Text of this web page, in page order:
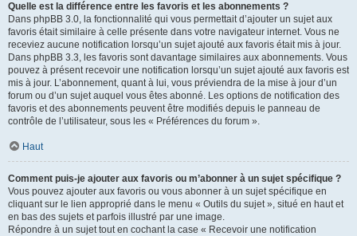
Quelle est la différence entre les favoris et les abonnements ?
Dans phpBB 3.0, la fonctionnalité qui vous permettait d’ajouter un sujet aux
favoris était similaire à celle présente dans votre navigateur internet. Vous ne
receviez aucune notification lorsqu’un sujet ajouté aux favoris était mis à jour.
Dans phpBB 3.3, les favoris sont davantage similaires aux abonnements. Vous
pouvez à présent recevoir une notification lorsqu’un sujet ajouté aux favoris est
mis à jour. L’abonnement, quant à lui, vous préviendra de la mise à jour d’un
forum ou d’un sujet auquel vous êtes abonné. Les options de notification des
favoris et des abonnements peuvent être modifiés depuis le panneau de
contrôle de l’utilisateur, sous les « Préférences du forum ».
Haut
Comment puis-je ajouter aux favoris ou m’abonner à un sujet spécifique ?
Vous pouvez ajouter aux favoris ou vous abonner à un sujet spécifique en
cliquant sur le lien approprié dans le menu « Outils du sujet », situé en haut et
en bas des sujets et parfois illustré par une image.
Répondre à un sujet tout en cochant la case « Recevoir une notification